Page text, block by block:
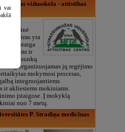
vidusskola - attīstības
vidurinė
centras yra
įstaiga
vaikams ir
sunkų
organizuojamas jų regėjimo
mokymosi procesas,
integruojantiems
ir akliesiems mokiniams.
įstaigose. Į mokyklą
nuo 7 metų.
P. Stradiņa medicīnas
vai